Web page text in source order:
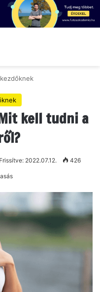
kell tudni a
Frissítve: 2022.07.12. 426